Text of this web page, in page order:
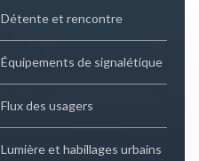
Détente et rencontre
Équipements de signalétique
Flux des usagers
Lumière et habillages urbains